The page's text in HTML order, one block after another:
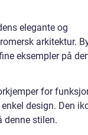
elegante og
arkitektur.
eksempler på
for
design. Den
denne stilen.